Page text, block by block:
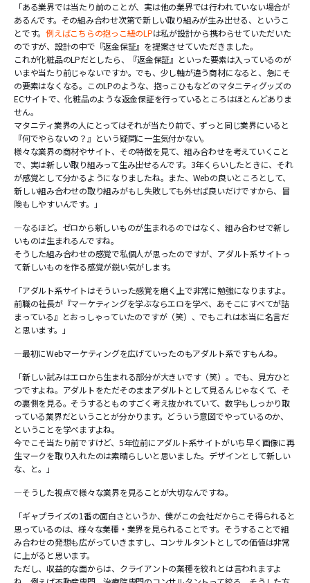
「ある業界では当たり前のことが、実は他の業界では行われていない場合が
あるんです。その組み合わせ次第で新しい取り組みが生み出せる、というこ
とです。例えばこちらの抱っこ紐のLPは私が設計から携わらせていただいた
のですが、設計の中で『返金保証』を提案させていただきました。
これが化粧品のLPだとしたら、『返金保証』といった要素は入っているのが
いまや当たり前じゃないですか。でも、少し軸が違う商材になると、急にそ
の要素はなくなる。このLPのような、抱っこひもなどのマタニティグッズの
ECサイトで、化粧品のような返金保証を行っているところはほとんどありま
せん。
マタニティ業界の人にとってはそれが当たり前で、ずっと同じ業界にいると
『何でやらないの？』という疑問に一生気付かない。
様々な業界の商材やサイト、その特徴を見て、組み合わせを考えていくこと
で、実は新しい取り組みって生み出せるんです。3年くらいしたときに、それ
が感覚として分かるようになりましたね。また、Webの良いところとして、
新しい組み合わせの取り組みがもし失敗しても外せば良いだけですから、冒
険もしやすいんです。」
―なるほど。ゼロから新しいものが生まれるのではなく、組み合わせで新し
いものは生まれるんですね。
そうした組み合わせの感覚で私個人が思ったのですが、アダルト系サイトっ
て新しいものを作る感覚が鋭い気がします。
「アダルト系サイトはそういった感覚を磨く上で非常に勉強になりますよ。
前職の社長が『マーケティングを学ぶならエロを学べ、あそこにすべてが詰
まっている』とおっしゃっていたのですが（笑）、でもこれは本当に名言だ
と思います。」
―最初にWebマーケティングを広げていったのもアダルト系ですもんね。
「新しい試みはエロから生まれる部分が大きいです（笑）。でも、見方ひと
つですよね。アダルトをただそのままアダルトとして見るんじゃなくて、そ
の裏側を見る。そうするとものすごく考え抜かれていて、数字もしっかり取
っている業界だということが分かります。どういう意図でやっているのか、
ということを学べますよね。
今でこそ当たり前ですけど、5年位前にアダルト系サイトがいち早く画像に再
生マークを取り入れたのは素晴らしいと思いました。デザインとして新しい
な、と。」
―そうした視点で様々な業界を見ることが大切なんですね。
「ギャプライズの1番の面白さというか、僕がこの会社だからこそ得られると
思っているのは、様々な業種・業界を見られることです。そうすることで組
み合わせの発想も広がっていきますし、コンサルタントとしての価値は非常
に上がると思います。
ただし、収益的な面からは、クライアントの業種を絞れとは言われますよ